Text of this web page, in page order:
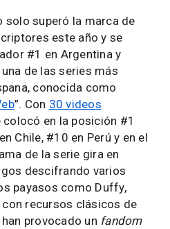
solo superó la marca de
este año y se
#1 en Argentina y
de las series más
conocida como
”. Con 30 videos
en la posición #1
Chile, #10 en Perú y en el
de la serie gira en
descifrando varios
payasos como Duffy,
con recursos clásicos de
provocado un fandom